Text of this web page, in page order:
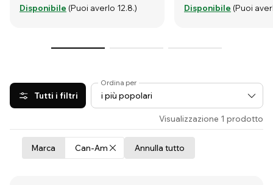
Disponibile (Puoi averlo 12.8.) Disponibile (Puoi
Tutti i filtri
Ordina per
Visualizzazione 1 prodotto
Annulla tutto
Marca Can-Am